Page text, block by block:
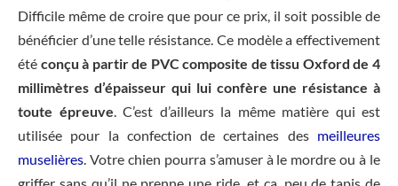
Difficile même de croire que pour ce prix, il soit possible de
bénéficier d’une telle résistance. Ce modèle a effectivement
été conçu à partir de PVC composite de tissu Oxford de 4
millimètres d’épaisseur qui lui confère une résistance à
toute épreuve. C’est d’ailleurs la même matière qui est
utilisée pour la confection de certaines des meilleures
muselières. Votre chien pourra s’amuser à le mordre ou à le